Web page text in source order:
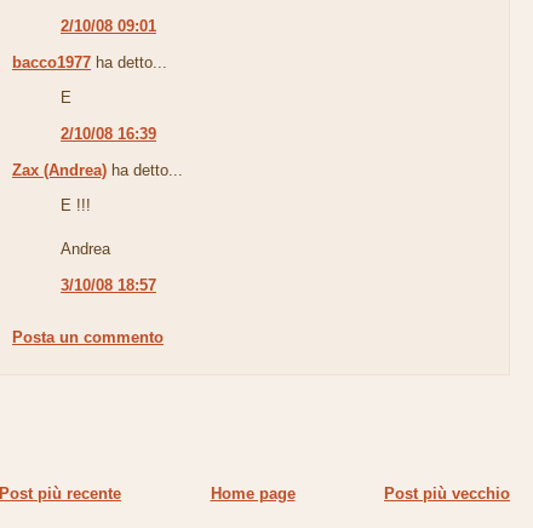
2/10/08 09:01
bacco1977 ha detto...
E
2/10/08 16:39
Zax (Andrea) ha detto...
E !!!
Andrea
3/10/08 18:57
Posta un commento
Post più recente Post più vecchio
Home page